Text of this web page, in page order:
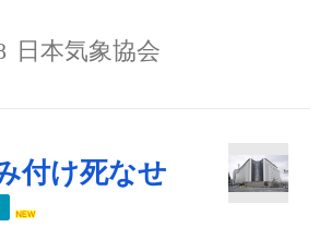
日本気象協会
付け死なせ